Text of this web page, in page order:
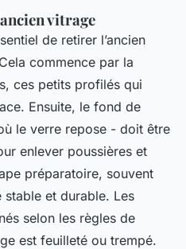
vitrage
de retirer l’ancien
commence par la
ces petits profilés qui
Ensuite, le fond de
le verre repose - doit être
enlever poussières et
préparatoire, souvent
et durable. Les
selon les règles de
est feuilleté ou trempé.